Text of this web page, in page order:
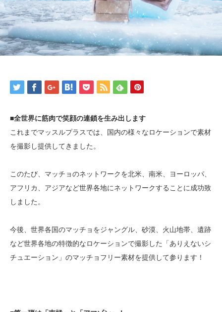
■全世界に筋肉で笑顔の連鎖を生み出します
これまでマッスルプラスでは、国内の様々なロケーションで素材
を撮影し提供してきました。
このたび、マッチョのネットワークを北米、南米、ヨーロッパ、
アフリカ、アジアなど世界各地にネットワークすることに成功致
しました。
今後、世界各国のマッチョをジャングル、砂漠、火山地帯、遺跡
など世界各地の特徴的なロケーションで撮影した「ありえないシ
チュエーション」のマッチョフリー素材を提供して参ります！